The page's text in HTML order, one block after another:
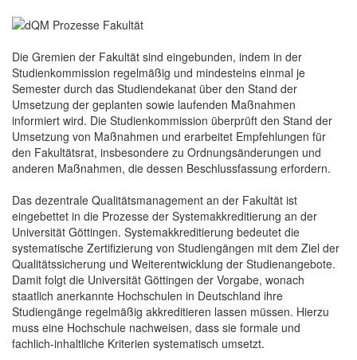
Die Gremien der Fakultät sind eingebunden, indem in der
Studienkommission regelmäßig und mindesteins einmal je
Semester durch das Studiendekanat über den Stand der
Umsetzung der geplanten sowie laufenden Maßnahmen
informiert wird. Die Studienkommission überprüft den Stand der
Umsetzung von Maßnahmen und erarbeitet Empfehlungen für
den Fakultätsrat, insbesondere zu Ordnungsänderungen und
anderen Maßnahmen, die dessen Beschlussfassung erfordern.
Das dezentrale Qualitätsmanagement an der Fakultät ist
eingebettet in die Prozesse der Systemakkreditierung an der
Universität Göttingen. Systemakkreditierung bedeutet die
systematische Zertifizierung von Studiengängen mit dem Ziel der
Qualitätssicherung und Weiterentwicklung der Studienangebote.
Damit folgt die Universität Göttingen der Vorgabe, wonach
staatlich anerkannte Hochschulen in Deutschland ihre
Studiengänge regelmäßig akkreditieren lassen müssen. Hierzu
muss eine Hochschule nachweisen, dass sie formale und
fachlich-inhaltliche Kriterien systematisch umsetzt.